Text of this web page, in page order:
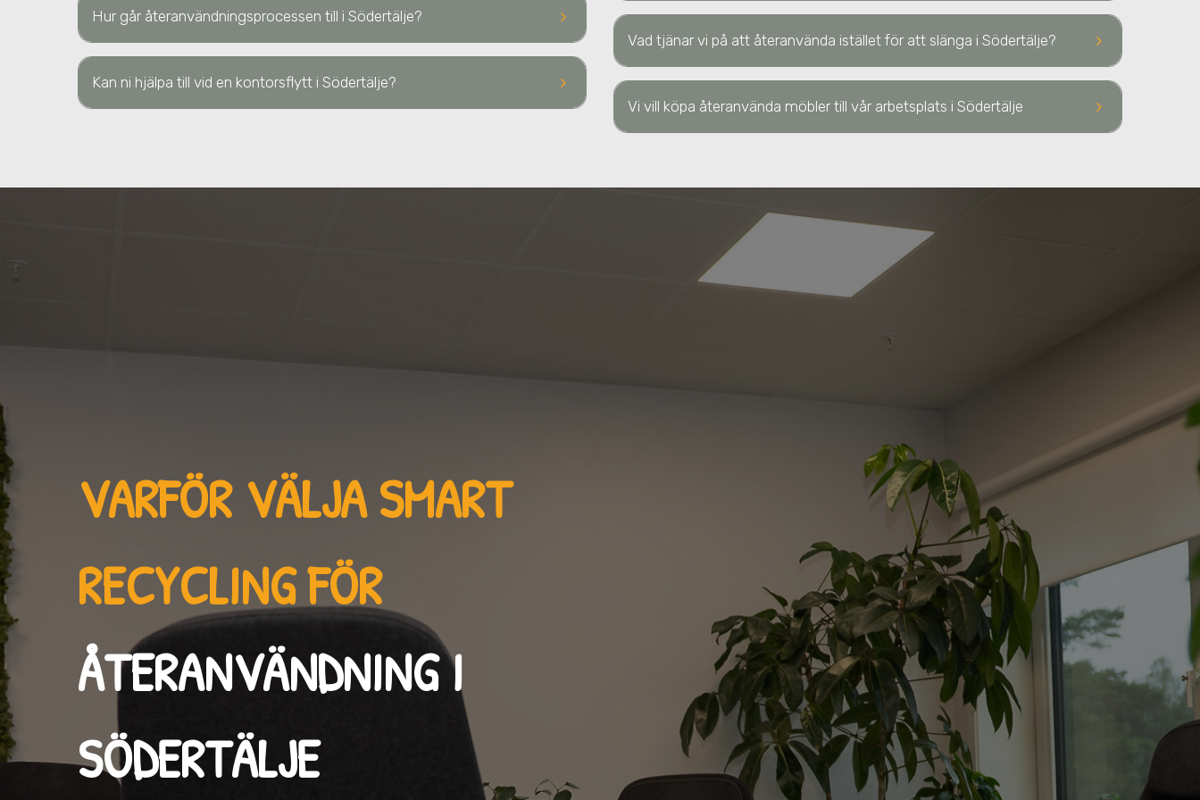
keyboard_arrow_right
Hur går återanvändningsprocessen till i Södertälje?
keyboard_arrow_right
Kan ni hjälpa till vid en kontorsflytt i Södertälje?
keyboard_arrow_right
Vad tjänar vi på att återanvända istället för att slänga i Södertälje?
keyboard_arrow_right
Vi vill köpa återanvända möbler till vår arbetsplats i Södertälje
VARFÖR VÄLJA SMART
RECYCLING FÖR
ÅTERANVÄNDNINGI
SÖDERTÄLJE